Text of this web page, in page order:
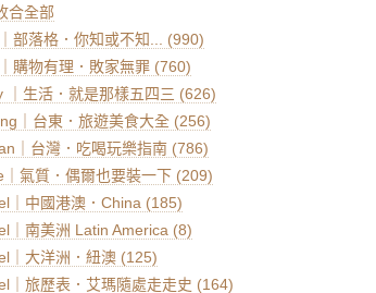
合全部
部落格．你知或不知... (990)
購物有理．敗家無罪 (760)
生活．就是那樣五四三 (626)
｜台東．旅遊美食大全 (256)
｜台灣．吃喝玩樂指南 (786)
氣質．偶爾也要裝一下 (209)
｜中國港澳．China (185)
｜南美洲 Latin America (8)
｜大洋洲．紐澳 (125)
｜旅歷表．艾瑪隨處走走史 (164)